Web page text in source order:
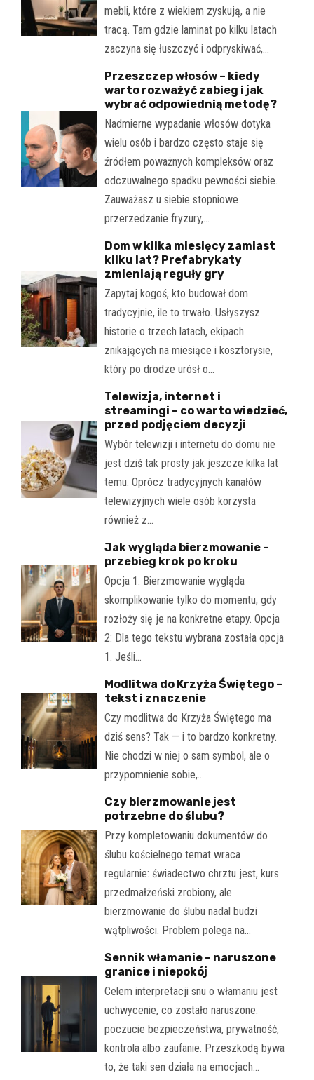
mebli, które z wiekiem zyskują, a nie
tracą. Tam gdzie laminat po kilku latach
zaczyna się łuszczyć i odpryskiwać,…
Przeszczep włosów – kiedy
warto rozważyć zabieg i jak
wybrać odpowiednią metodę?
Nadmierne wypadanie włosów dotyka
wielu osób i bardzo często staje się
źródłem poważnych kompleksów oraz
odczuwalnego spadku pewności siebie.
Zauważasz u siebie stopniowe
przerzedzanie fryzury,…
Dom w kilka miesięcy zamiast
kilku lat? Prefabrykaty
zmieniają reguły gry
Zapytaj kogoś, kto budował dom
tradycyjnie, ile to trwało. Usłyszysz
historie o trzech latach, ekipach
znikających na miesiące i kosztorysie,
który po drodze urósł o…
Telewizja, internet i
streamingi – co warto wiedzieć,
przed podjęciem decyzji
Wybór telewizji i internetu do domu nie
jest dziś tak prosty jak jeszcze kilka lat
temu. Oprócz tradycyjnych kanałów
telewizyjnych wiele osób korzysta
również z…
Jak wygląda bierzmowanie –
przebieg krok po kroku
Opcja 1: Bierzmowanie wygląda
skomplikowanie tylko do momentu, gdy
rozłoży się je na konkretne etapy. Opcja
2: Dla tego tekstu wybrana została opcja
1. Jeśli…
Modlitwa do Krzyża Świętego –
tekst i znaczenie
Czy modlitwa do Krzyża Świętego ma
dziś sens? Tak — i to bardzo konkretny.
Nie chodzi w niej o sam symbol, ale o
przypomnienie sobie,…
Czy bierzmowanie jest
potrzebne do ślubu?
Przy kompletowaniu dokumentów do
ślubu kościelnego temat wraca
regularnie: świadectwo chrztu jest, kurs
przedmałżeński zrobiony, ale
bierzmowanie do ślubu nadal budzi
wątpliwości. Problem polega na…
Sennik włamanie – naruszone
granice i niepokój
Celem interpretacji snu o włamaniu jest
uchwycenie, co zostało naruszone:
poczucie bezpieczeństwa, prywatność,
kontrola albo zaufanie. Przeszkodą bywa
to, że taki sen działa na emocjach…